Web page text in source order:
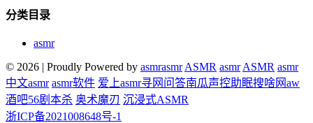
分类目录
asmr
© 2026
Proudly Powered by asmrasmrASMR asmrASMR asmr
中文asmr asmr软件 爱上asmr寻网问答南瓜声控助眠搜啥网aw
酒吧56剧本杀 奥术魔刃 沉浸式ASMR
浙ICP备2021008648号-1